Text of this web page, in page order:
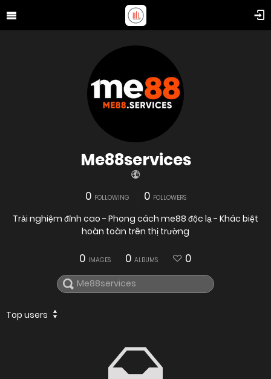
Me88services
0 FOLLOWING 0 FOLLOWERS
Trải nghiệm đỉnh cao - Phong cách me88 độc lạ - Khác biệt
hoàn toàn trên thị trường
0 IMAGES 0 ALBUMS 0
Top users